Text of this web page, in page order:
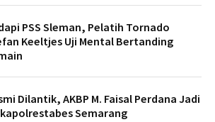
PSS Sleman, Pelatih Tornado
Keeltjes Uji Mental Bertanding
Dilantik, AKBP M. Faisal Perdana Jadi
Semarang